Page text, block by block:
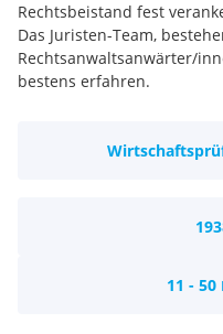
Rechtsbeistand fest
Das Juristen-Team,
Rechtsanwaltsanwärter/
bestens erfahren.
11 - 50